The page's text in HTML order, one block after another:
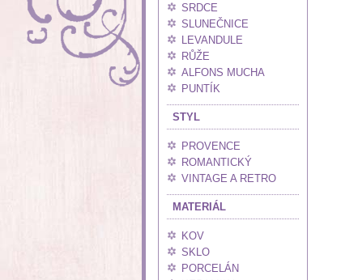
SRDCE
SLUNEČNICE
LEVANDULE
RŮŽE
ALFONS MUCHA
PUNTÍK
STYL
PROVENCE
ROMANTICKÝ
VINTAGE A RETRO
MATERIÁL
KOV
SKLO
PORCELÁN